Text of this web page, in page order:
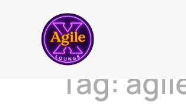
Tag: